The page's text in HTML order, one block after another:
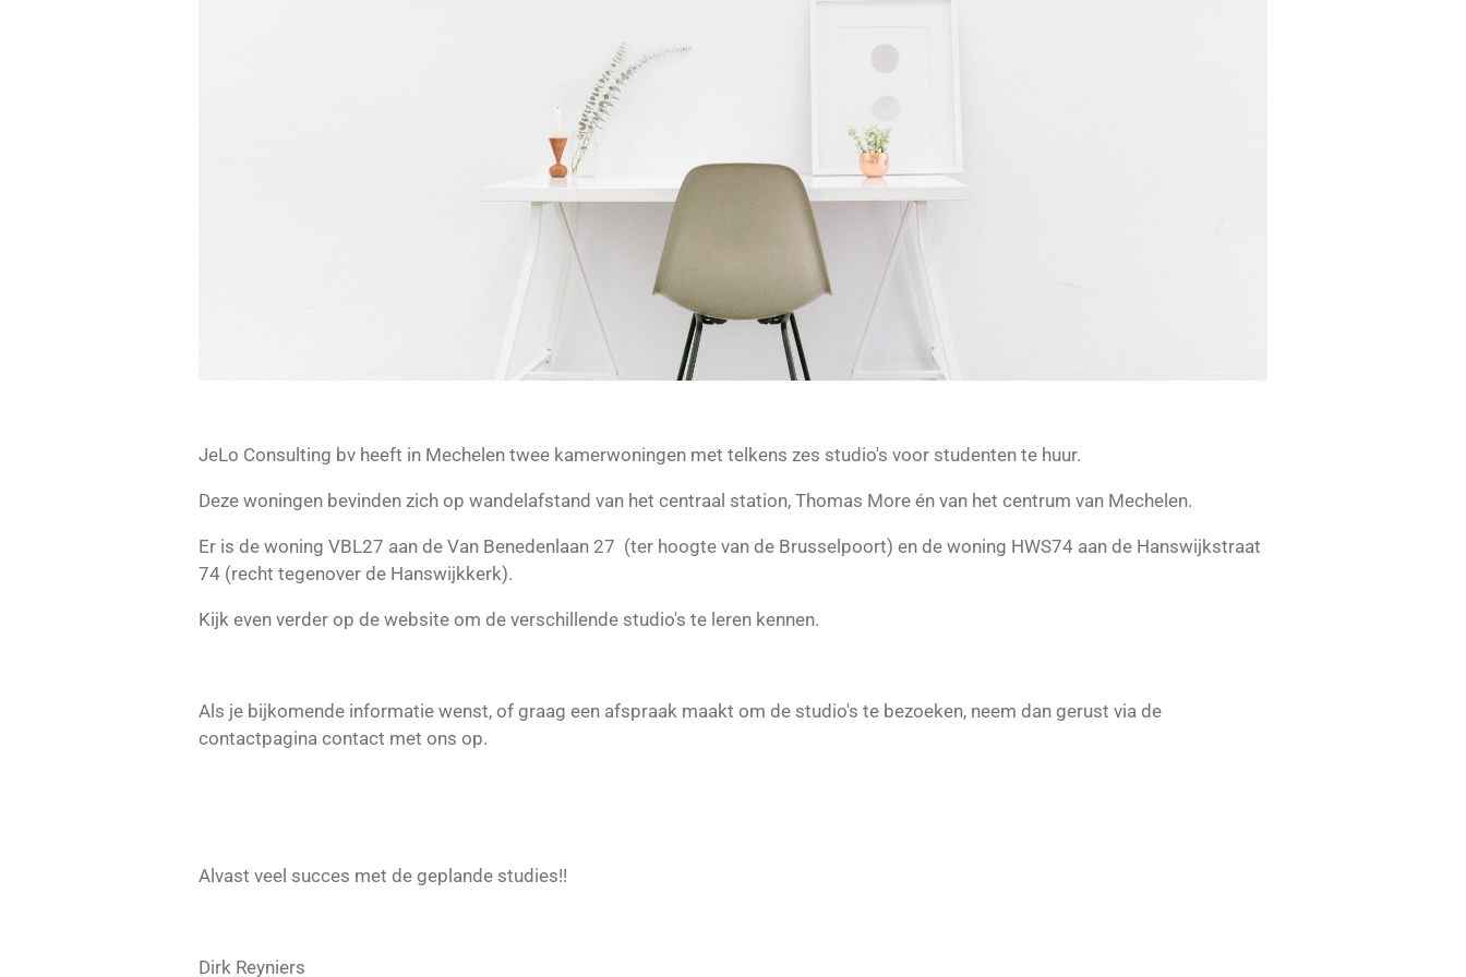
JeLo Consulting bv heeft in Mechelen twee kamerwoningen met telkens zes studio's voor studenten te huur.
Deze woningen bevinden zich op wandelafstand van het centraal station, Thomas More én van het centrum van Mechelen.
Er is de woning VBL27 aan de Van Benedenlaan 27 (ter hoogte van de Brusselpoort) en de woning HWS74 aan de Hanswijkstraat
74 (recht tegenover de Hanswijkkerk).
Kijk even verder op de website om de verschillende studio's te leren kennen.
Als je bijkomende informatie wenst, of graag een afspraak maakt om de studio's te bezoeken, neem dan gerust via de
contactpagina contact met ons op.
Alvast veel succes met de geplande studies!!
Dirk Reyniers